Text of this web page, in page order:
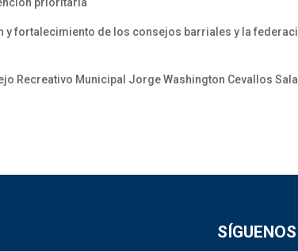
y fortalecimiento de los consejos barriales y la
Recreativo Municipal Jorge Washington Cevallos
SÍGUENOS